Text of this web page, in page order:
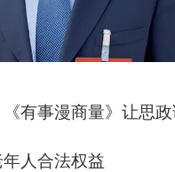
有事漫商量》让思政
人合法权益